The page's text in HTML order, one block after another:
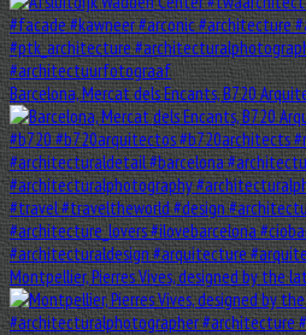
Barcelona, Mercat dels Encants, B720
Montpellier, Pierres Vives, designed by the